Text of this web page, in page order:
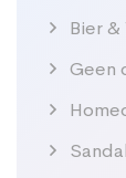
Bier
Geen